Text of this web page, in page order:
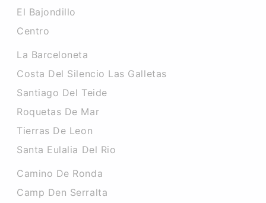
El Bajondillo
Centro
La Barceloneta
Costa Del Silencio Las Galletas
Santiago Del Teide
Roquetas De Mar
Tierras De Leon
Santa Eulalia Del Rio
Camino De Ronda
Camp Den Serralta